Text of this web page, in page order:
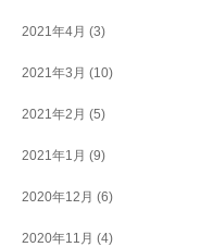
2021年4月 (3)
2021年3月 (10)
2021年2月 (5)
2021年1月 (9)
2020年12月 (6)
2020年11月 (4)